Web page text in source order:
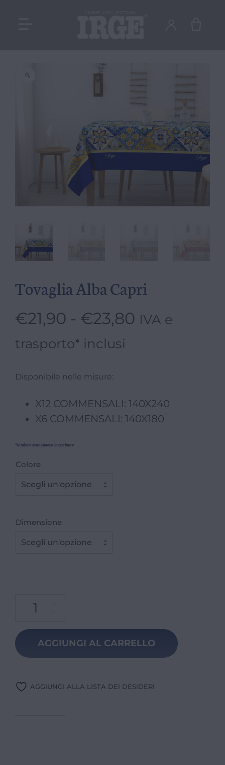
Tovaglia Alba Capri
€21,90 - €23,80 IVA e
trasporto* inclusi
Disponibile nelle misure:
X12 COMMENSALI: 140X240
X6 COMMENSALI: 140X180
*le misure sono espresse in centimetri
Colore
Scegli un'opzione
Dimensione
Scegli un'opzione
AGGIUNGI AL CARRELLO
AGGIUNGI ALLA LISTA DEI DESIDERI